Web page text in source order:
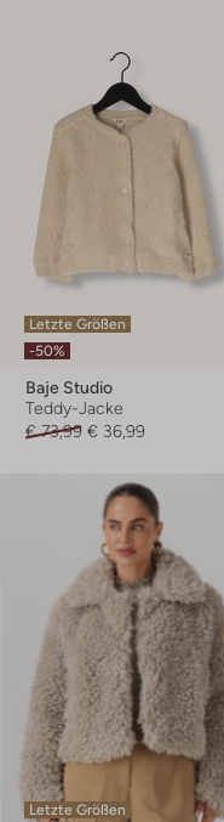
Letzte Größen
-50%
Baje Studio
Teddy-Jacke
€ 73,99 € 36,99
Letzte Größen